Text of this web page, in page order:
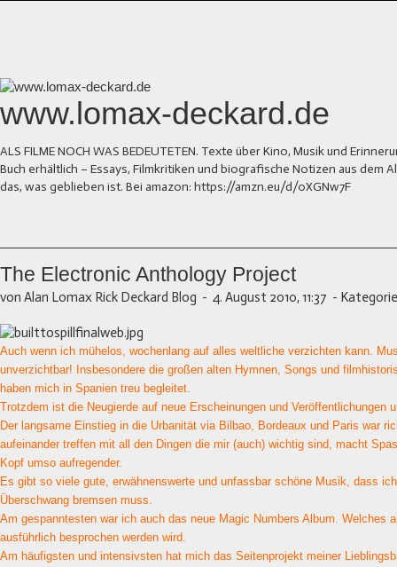
www.lomax-deckard.de
ALS FILME NOCH WAS BEDEUTETEN. Texte über Kino, Musik und
Buch erhältlich – Essays, Filmkritiken und biografische Notizen aus dem
das, was geblieben ist. Bei amazon: https://amzn.eu/d/0XGNw7F
The Electronic Anthology Project
von Alan Lomax Rick Deckard Blog - 4. August 2010, 11:37 -
Auch wenn ich mühelos, wochenlang auf alles weltliche verzichten kann.
unverzichtbar! Insbesondere die großen alten Hymnen, Songs und
haben mich in Spanien treu begleitet.
Trotzdem ist die Neugierde auf neue Erscheinungen und Veröffentlichungen
Der langsame Einstieg in die Urbanität via Bilbao, Bordeaux und Paris war
aufeinander treffen mit all den Dingen die mir (auch) wichtig sind, macht
Kopf umso aufregender.
Es gibt so viele gute, erwähnenswerte und unfassbar schöne Musik, dass
Überschwang bremsen muss.
Am gespanntesten war ich auch das neue Magic Numbers Album. Welches
ausführlich besprochen werden wird.
Am häufigsten und intensivsten hat mich das Seitenprojekt meiner